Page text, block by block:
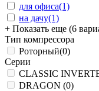
для офиса(1)
на дачу(1)
+ Показать еще (6
Тип компрессора
Роторный(0)
Серии
CLASSIC
DRAGON (0)